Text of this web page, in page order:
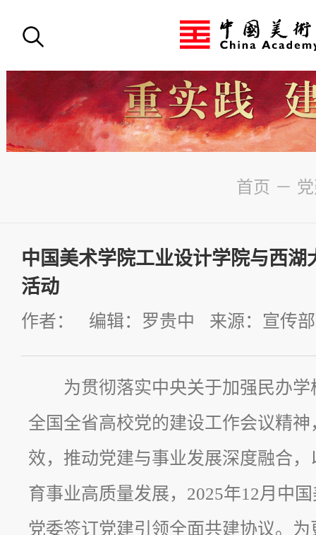
首页 －
中国美术学院工业设计学院与西
活动
作者： 编辑：罗贵中 来源：宣传
为贯彻落实中央关于加强民办
全国全省高校党的建设工作会议精
效，推动党建与事业发展深度融合
育事业高质量发展，2025年12月中
党委签订党建引领全面共建协议。